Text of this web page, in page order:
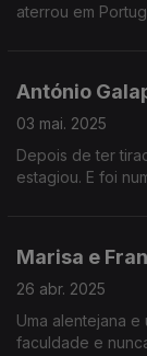
aterrou em
António
03 mai. 2025
Depois de ter
estagiou. E foi
Marisa e
26 abr. 2025
Uma alentejana
faculdade e